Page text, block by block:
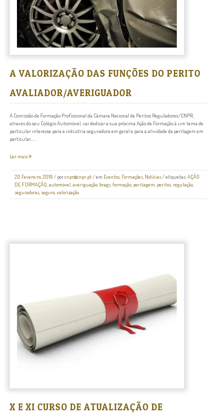
A VALORIZAÇÃO DAS FUNÇÕES DO PERITO
AVALIADOR/AVERIGUADOR
A Comissão de Formação Profissional da Câmara Nacional de Peritos Reguladores/CNPR,
através do seu Colégio Automóvel, vai dedicar a sua próxima Ação de Formação à um tema de
particular interesse para a indústria seguradora em geral e para a atividade da peritagem em
particular......
Ler mais
20 Fevereiro, 2019 / porcnpr@cnpr.pt / em Eventos Formações Notícias / etiquetas:AÇÃO
DE FORMAÇÃO automóvel averiguação brags formação peritagem peritos regulação
seguradoras seguro valorização
X E XI CURSO DE ATUALIZAÇÃO DE